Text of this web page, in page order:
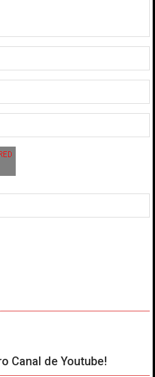
Canal de Youtube!